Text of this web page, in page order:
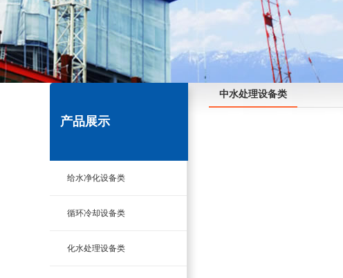
产品展示
给水净化设备类
循环冷却设备类
化水处理设备类
中水处理设备类